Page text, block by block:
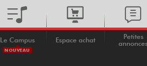
Le Campus
NOUVEAU
Espace achat
Petites